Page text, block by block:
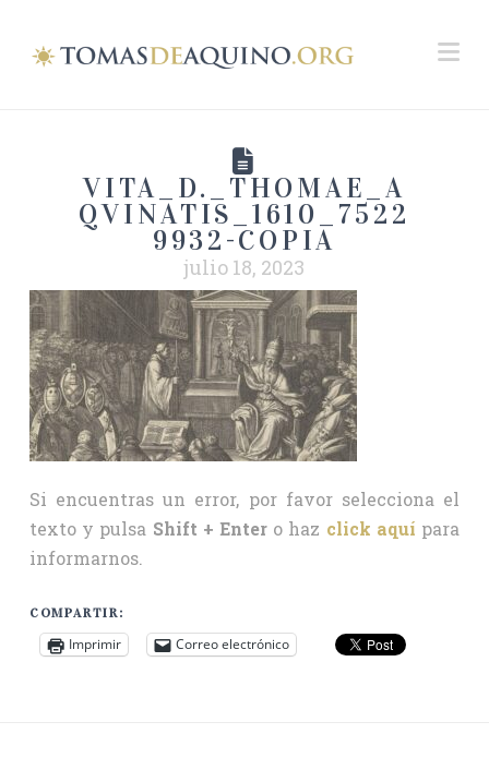
VITA_D._THOMAE_A
QVINATIS_1610_7522
9932-COPIA
julio 18, 2023
Si encuentras un error, por favor selecciona el
texto y pulsa Shift + Enter o haz click aquí para
informarnos.
COMPARTIR:
Imprimir Correo electrónico